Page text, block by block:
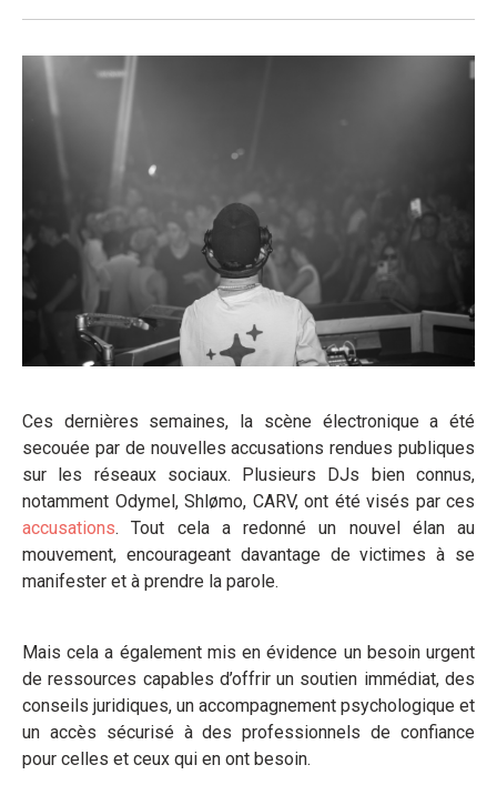
Ces dernières semaines, la scène électronique a été
secouée par de nouvelles accusations rendues publiques
sur les réseaux sociaux. Plusieurs DJs bien connus,
notamment Odymel, Shlømo, CARV, ont été visés par ces
accusations. Tout cela a redonné un nouvel élan au
mouvement, encourageant davantage de victimes à se
manifester et à prendre la parole.
Mais cela a également mis en évidence un besoin urgent
de ressources capables d’offrir un soutien immédiat, des
conseils juridiques, un accompagnement psychologique et
un accès sécurisé à des professionnels de confiance
pour celles et ceux qui en ont besoin.